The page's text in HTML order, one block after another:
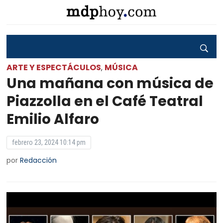
ARTE Y ESPECTÁCULOS, MÚSICA
Una mañana con música de
Piazzolla en el Café Teatral
Emilio Alfaro
febrero 23, 2024 10:14 pm
porRedacción